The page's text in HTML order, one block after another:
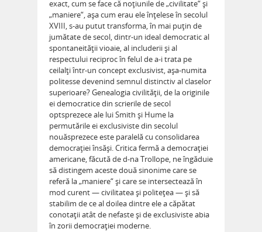
exact, cum se face că noţiunile de „civilitate“ şi
„maniere“, aşa cum erau ele înţelese în secolul
XVIII, s-au putut transforma, în mai puţin de
jumătate de secol, dintr-un ideal democratic al
spontaneităţii vioaie, al includerii şi al
respectului reciproc în felul de a-i trata pe
ceilalţi într-un concept exclusivist, aşa-numita
politesse devenind semnul distinctiv al claselor
superioare? Genealogia civilităţii, de la originile
ei democratice din scrierile de secol
optsprezece ale lui Smith şi Hume la
permutările ei exclusiviste din secolul
nouăsprezece este paralelă cu consolidarea
democraţiei însăşi. Critica fermă a democraţiei
americane, făcută de d-na Trollope, ne îngăduie
să distingem aceste două sinonime care se
referă la „maniere“ şi care se intersectează în
mod curent — civilitatea şi politeţea — şi să
stabilim de ce al doilea dintre ele a căpătat
conotaţii atât de nefaste şi de exclusiviste abia
în zorii democraţiei moderne.